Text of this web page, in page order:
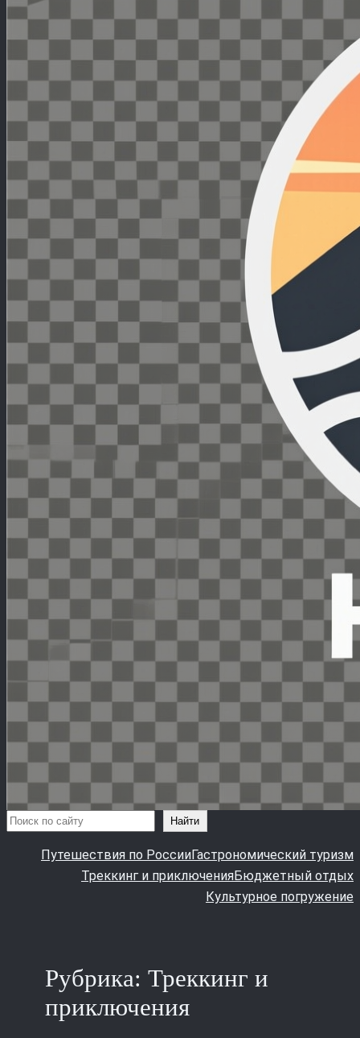
Поиск Найти
Путешествия по РоссииГастрономический туризм
Треккинг и приключенияБюджетный отдых
Культурное погружение
Рубрика: Треккинг и
приключения